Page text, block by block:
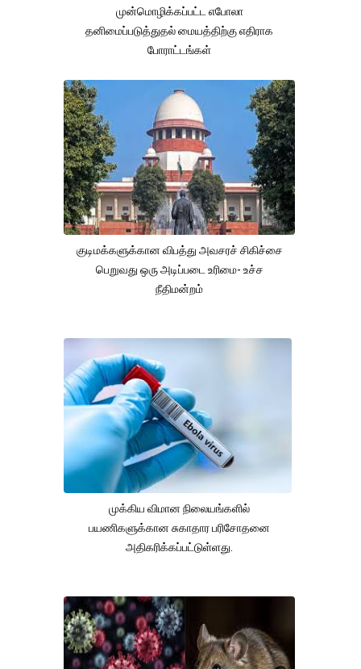
முன்மொழிக்கப்பட்ட எபோலா
தனிமைப்படுத்துதல் மையத்திற்கு எதிராக
போராட்டங்கள்
குடிமக்களுக்கான விபத்து அவசரச் சிகிச்சை
பெறுவது ஒரு அடிப்படை உரிமை- உச்ச
நீதிமன்றம்
முக்கிய விமான நிலையங்களில்
பயணிகளுக்கான சுகாதார பரிசோதனை
அதிகரிக்கப்பட்டுள்ளது.